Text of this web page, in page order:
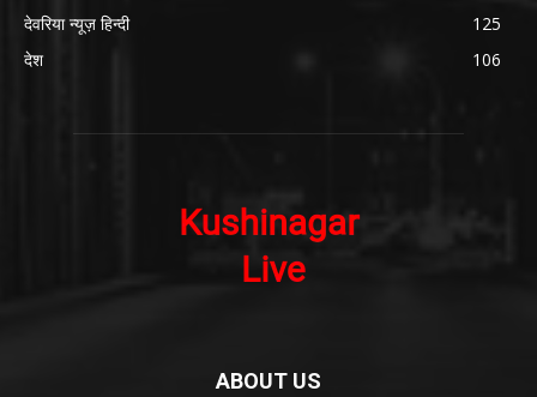
देवरिया न्यूज़ हिन्दी
125
देश
106
ABOUT US